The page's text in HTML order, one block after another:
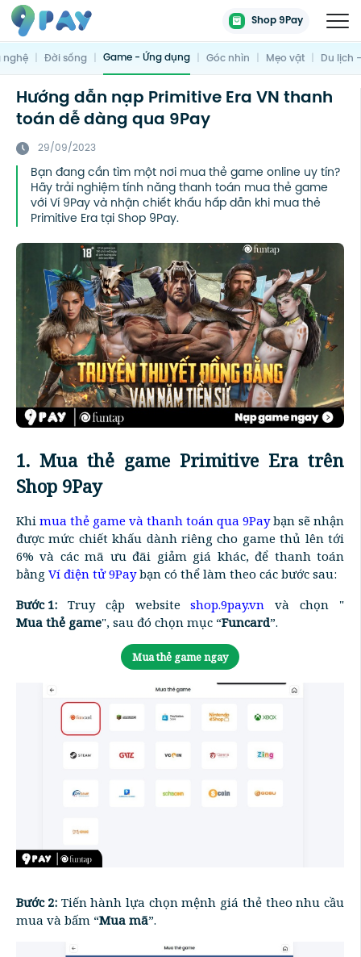
Shop 9Pay
nghệ | Đời sống | Game - Ứng dụng | Góc nhìn | Mẹo vặt | Du lịch
Hướng dẫn nạp Primitive Era VN thanh
toán dễ dàng qua 9Pay
29/09/2023
Bạn đang cần tìm một nơi mua thẻ game online uy tín?
Hãy trải nghiệm tính năng thanh toán mua thẻ game
với Ví 9Pay và nhận chiết khấu hấp dẫn khi mua thẻ
Primitive Era tại Shop 9Pay.
1. Mua thẻ game Primitive Era trên
Shop 9Pay
Khi mua thẻ game và thanh toán qua 9Paybạn sẽ nhận
được mức chiết khấu dành riêng cho game thủ lên tới
6% và các mã ưu đãi giảm giá khác, để thanh toán
bằng Ví điện tử 9Paybạn có thể làm theo các bước sau:
Bước 1: Truy cập websiteshop.9pay.vn và chọn "
Mua thẻ game", sau đó chọn mục “Funcard”.
Mua thẻ game ngay
Bước 2: Tiến hành lựa chọn mệnh giá thẻ theo nhu cầu
mua và bấm “Mua mã”.